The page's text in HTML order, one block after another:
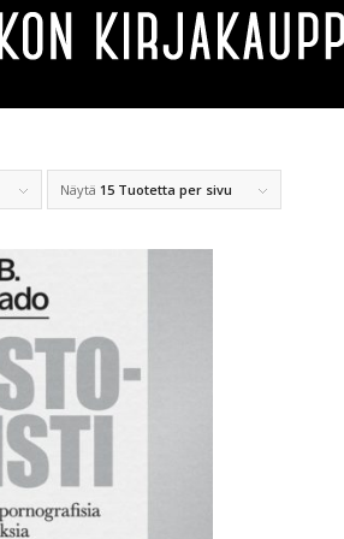
Näytä 15 Tuotetta per sivu